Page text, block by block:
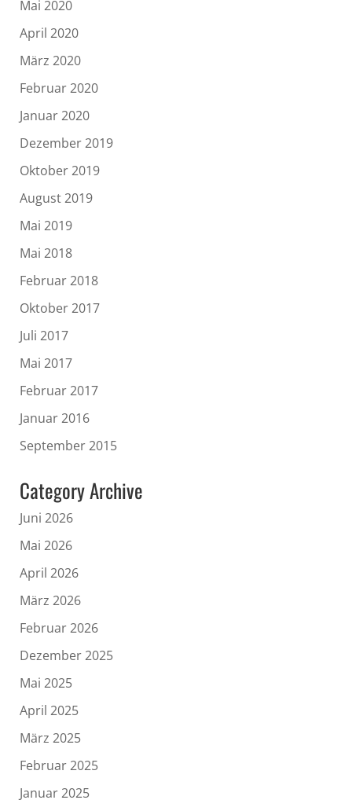
Mai 2020
April 2020
März 2020
Februar 2020
Januar 2020
Dezember 2019
Oktober 2019
August 2019
Mai 2019
Mai 2018
Februar 2018
Oktober 2017
Juli 2017
Mai 2017
Februar 2017
Januar 2016
September 2015
Category Archive
Juni 2026
Mai 2026
April 2026
März 2026
Februar 2026
Dezember 2025
Mai 2025
April 2025
März 2025
Februar 2025
Januar 2025